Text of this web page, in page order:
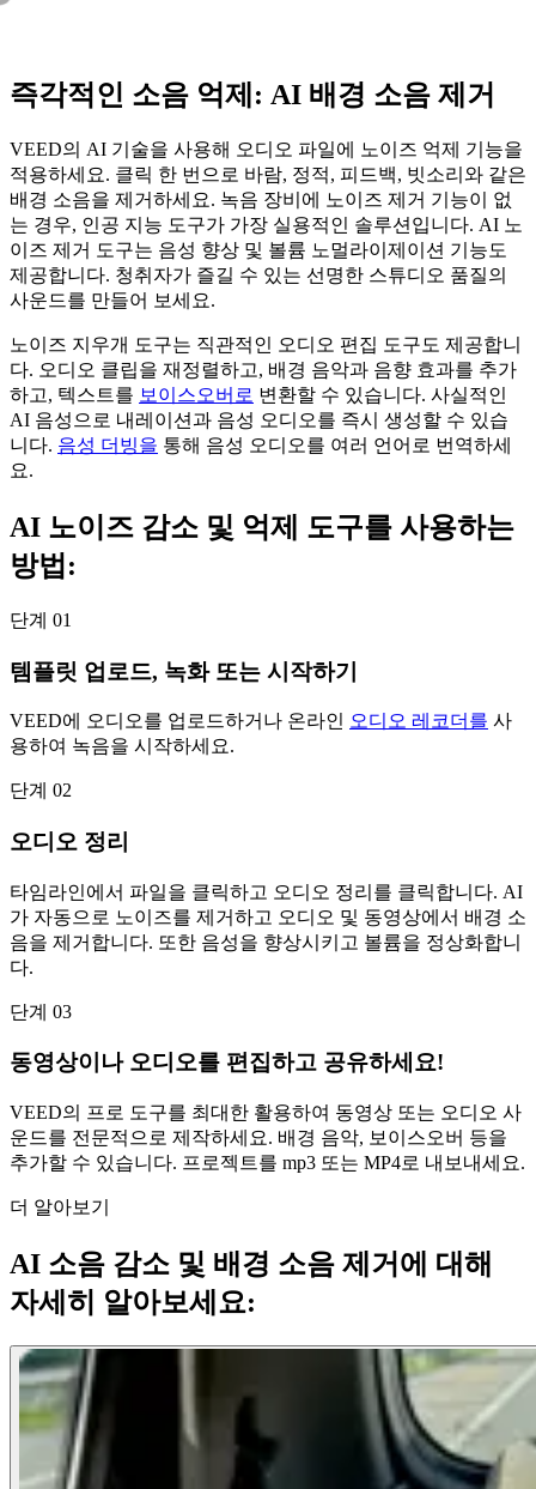
즉각적인 소음 억제: AI 배경 소음 제거
VEED의 AI 기술을 사용해 오디오 파일에 노이즈 억제 기능을
적용하세요. 클릭 한 번으로 바람, 정적, 피드백, 빗소리와 같은
배경 소음을 제거하세요. 녹음 장비에 노이즈 제거 기능이 없
는 경우, 인공 지능 도구가 가장 실용적인 솔루션입니다. AI 노
이즈 제거 도구는 음성 향상 및 볼륨 노멀라이제이션 기능도
제공합니다. 청취자가 즐길 수 있는 선명한 스튜디오 품질의
사운드를 만들어 보세요.
노이즈 지우개 도구는 직관적인 오디오 편집 도구도 제공합니
다. 오디오 클립을 재정렬하고, 배경 음악과 음향 효과를 추가
하고, 텍스트를 보이스오버로 변환할 수 있습니다. 사실적인
AI 음성으로 내레이션과 음성 오디오를 즉시 생성할 수 있습
니다. 음성 더빙을 통해 음성 오디오를 여러 언어로 번역하세
요.
AI 노이즈 감소 및 억제 도구를 사용하는
방법:
단계 01
템플릿 업로드, 녹화 또는 시작하기
VEED에 오디오를 업로드하거나 온라인 오디오 레코더를 사
용하여 녹음을 시작하세요.
단계 02
오디오 정리
타임라인에서 파일을 클릭하고 오디오 정리를 클릭합니다. AI
가 자동으로 노이즈를 제거하고 오디오 및 동영상에서 배경 소
음을 제거합니다. 또한 음성을 향상시키고 볼륨을 정상화합니
다.
단계 03
동영상이나 오디오를 편집하고 공유하세요!
VEED의 프로 도구를 최대한 활용하여 동영상 또는 오디오 사
운드를 전문적으로 제작하세요. 배경 음악, 보이스오버 등을
추가할 수 있습니다. 프로젝트를 mp3 또는 MP4로 내보내세요.
더 알아보기
AI 소음 감소 및 배경 소음 제거에 대해
자세히 알아보세요: